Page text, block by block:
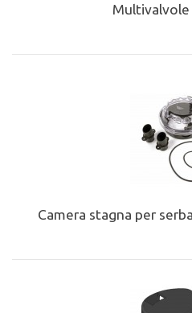
Multivalvole
Camera stagna per